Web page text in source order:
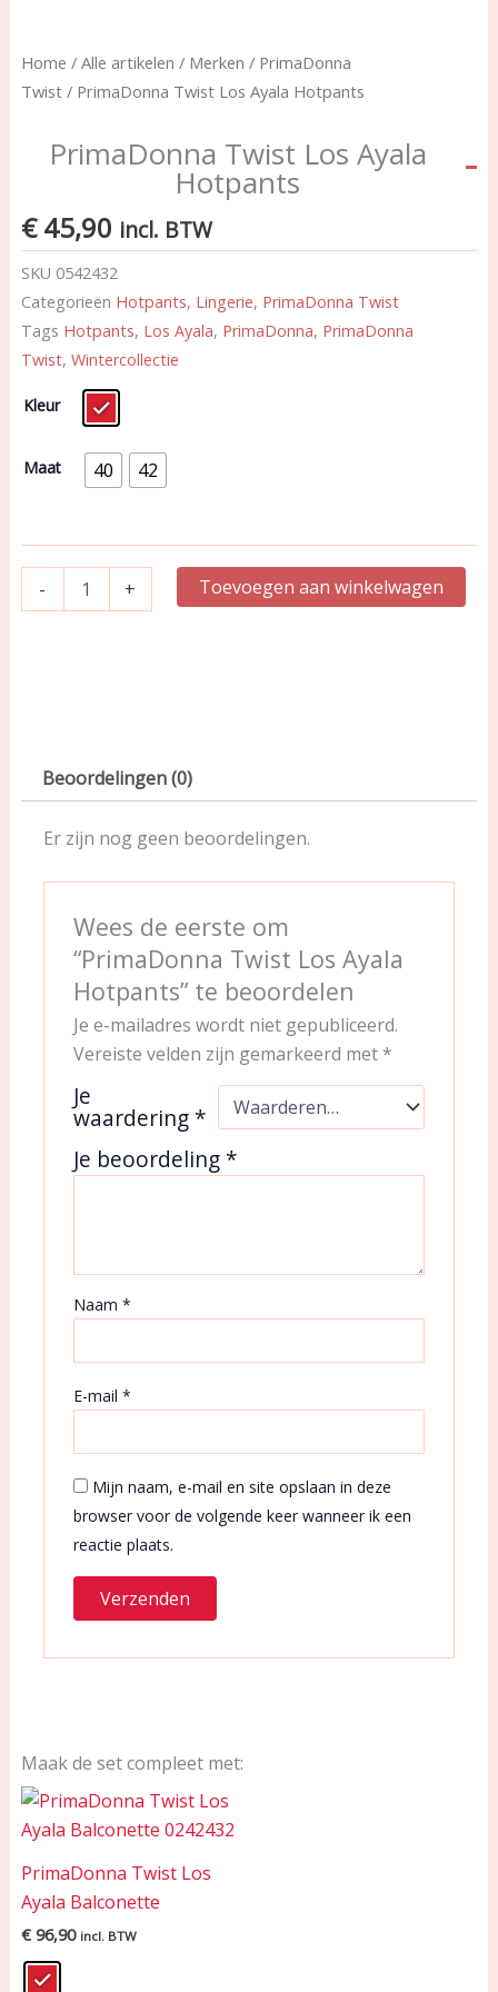
Home / Alle artikelen / Merken / PrimaDonna
Twist/ PrimaDonna Twist Los Ayala Hotpants
PrimaDonna Twist Los Ayala
Hotpants
€45,90 incl. BTW
SKU 0542432
Categorieën Hotpants, Lingerie, PrimaDonna Twist
Tags Hotpants, Los Ayala, PrimaDonna, PrimaDonna
Twist, Wintercollectie
Kleur
Maat 40 42
-
PrimaDonna
Ayala
Hotpants
+ Toevoegen aan winkelwagen
Beoordelingen (0)
Er zijn nog geen beoordelingen.
Wees de eerste om
“PrimaDonna Twist Los Ayala
Hotpants” te beoordelen
Je e-mailadres wordt niet gepubliceerd.
Vereiste velden zijn gemarkeerd met *
Je
waardering *
Je beoordeling *
Naam*
E-mail*
Mijn naam, e-mail en site opslaan in deze
browser voor de volgende keer wanneer ik een
reactie plaats.
Maak de set compleet met:
PrimaDonna Twist Los
Ayala Balconette
€96,90 incl. BTW